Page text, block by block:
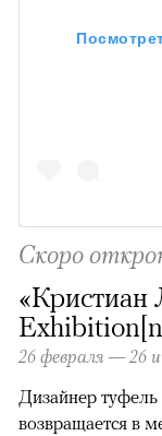
Скоро
«Кристиан
26 февраля — 26
Дизайнер
возвращается в